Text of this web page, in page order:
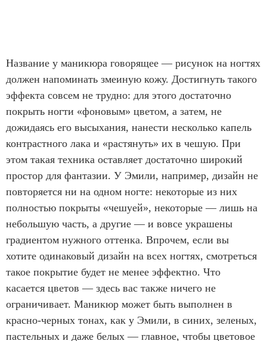
Название у маникюра говорящее — рисунок на ногтях
должен напоминать змеиную кожу. Достигнуть такого
эффекта совсем не трудно: для этого достаточно
покрыть ногти «фоновым» цветом, а затем, не
дожидаясь его высыхания, нанести несколько капель
контрастного лака и «растянуть» их в чешую. При
этом такая техника оставляет достаточно широкий
простор для фантазии. У Эмили, например, дизайн не
повторяется ни на одном ногте: некоторые из них
полностью покрыты «чешуей», некоторые — лишь на
небольшую часть, а другие — и вовсе украшены
градиентом нужного оттенка. Впрочем, если вы
хотите одинаковый дизайн на всех ногтях, смотреться
такое покрытие будет не менее эффектно. Что
касается цветов — здесь вас также ничего не
ограничивает. Маникюр может быть выполнен в
красно-черных тонах, как у Эмили, в синих, зеленых,
пастельных и даже белых — главное, чтобы цветовое